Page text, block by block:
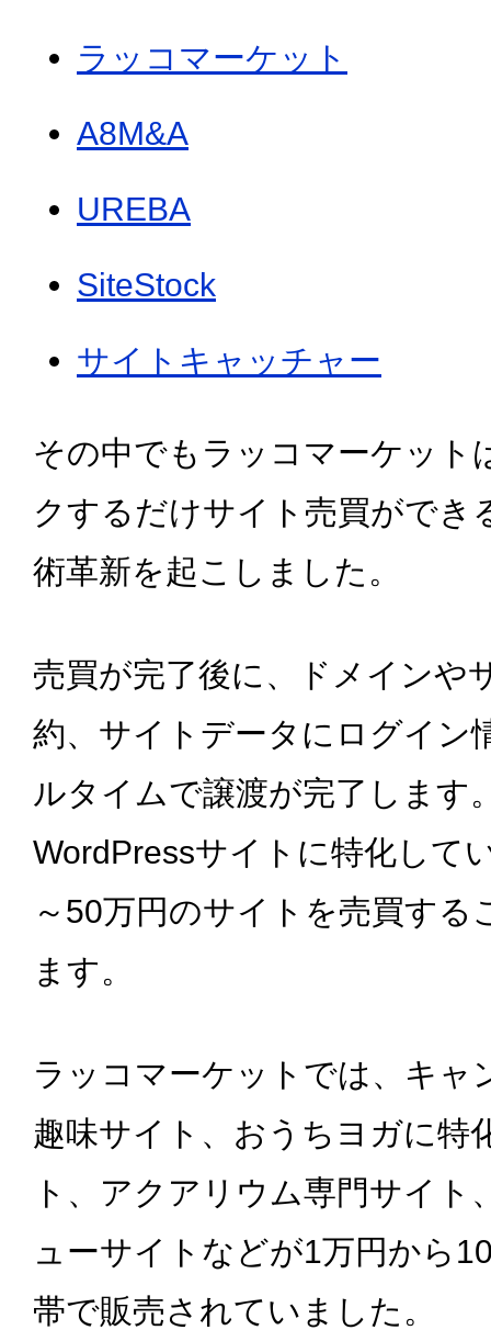
ラッコマーケット
A8M&A
UREBA
SiteStock
サイトキャッチャー
その中でもラッコマーケット
クするだけサイト売買ができ
術革新を起こしました。
売買が完了後に、ドメインや
約、サイトデータにログイン
ルタイムで譲渡が完了します
WordPressサイトに特化して
～50万円のサイトを売買する
ます。
ラッコマーケットでは、キャ
趣味サイト、おうちヨガに特
ト、アクアリウム専門サイト
ューサイトなどが1万円から
帯で販売されていました。